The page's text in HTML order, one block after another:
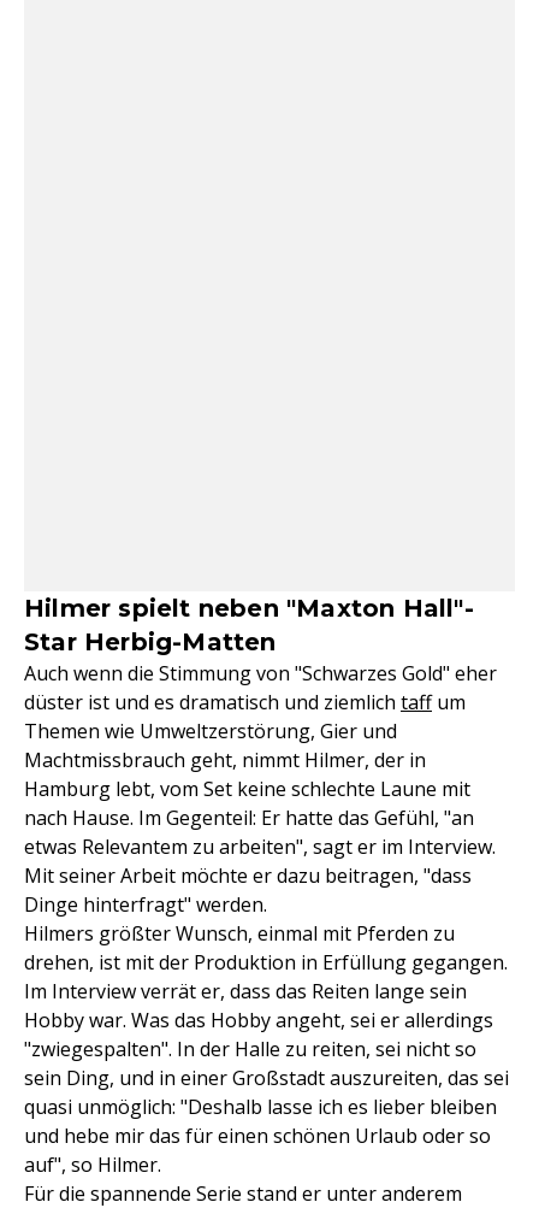
Hilmer spielt neben "Maxton Hall"-
Star Herbig-Matten
Auch wenn die Stimmung von "Schwarzes Gold" eher
düster ist und es dramatisch und ziemlich taffum
Themen wie Umweltzerstörung, Gier und
Machtmissbrauch geht, nimmt Hilmer, der in
Hamburg lebt, vom Set keine schlechte Laune mit
nach Hause. Im Gegenteil: Er hatte das Gefühl, "an
etwas Relevantem zu arbeiten", sagt er im Interview.
Mit seiner Arbeit möchte er dazu beitragen, "dass
Dinge hinterfragt" werden.
Hilmers größter Wunsch, einmal mit Pferden zu
drehen, ist mit der Produktion in Erfüllung gegangen.
Im Interview verrät er, dass das Reiten lange sein
Hobby war. Was das Hobby angeht, sei er allerdings
"zwiegespalten". In der Halle zu reiten, sei nicht so
sein Ding, und in einer Großstadt auszureiten, das sei
quasi unmöglich: "Deshalb lasse ich es lieber bleiben
und hebe mir das für einen schönen Urlaub oder so
auf", so Hilmer.
Für die spannende Serie stand er unter anderem